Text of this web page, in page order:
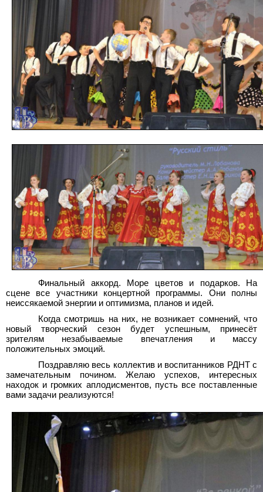
Финальный аккорд. Море цветов и подарков. На
сцене все участники концертной программы. Они полны
неиссякаемой энергии и оптимизма, планов и идей.
Когда смотришь на них, не возникает сомнений, что
новый творческий сезон будет успешным, принесёт
зрителям незабываемые впечатления и массу
положительных эмоций.
Поздравляю весь коллектив и воспитанников РДНТ с
замечательным почином. Желаю успехов, интересных
находок и громких аплодисментов, пусть все поставленные
вами задачи реализуются!